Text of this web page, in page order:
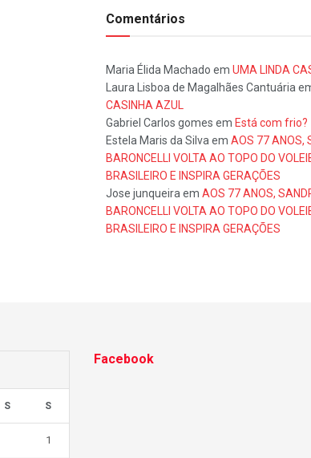
Comentários
Maria Élida Machado em UMA LINDA
Laura Lisboa de Magalhães Cantuária
CASINHA AZUL
Gabriel Carlos gomes em Está com frio?
Estela Maris da Silva em AOS 77 ANOS,
BARONCELLI VOLTA AO TOPO DO
BRASILEIRO E INSPIRA GERAÇÕES
Jose junqueira em AOS 77 ANOS,
BARONCELLI VOLTA AO TOPO DO
BRASILEIRO E INSPIRA GERAÇÕES
S S
1
Facebook